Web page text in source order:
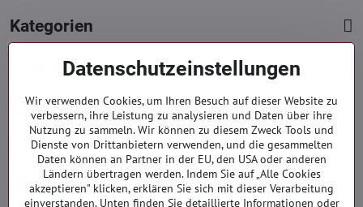
Kategorien
Kontakte
+421 919 060 751
Mont. - Freit. : 9:00 - 15:00 hod.
info​​@everlady​​.eu
Non stop ( 24/7 )
Impressum
Firmendaten
Datenschutzeinstellungen
Wir verwenden Cookies, um Ihren Besuch auf dieser Website zu
verbessern, ihre Leistung zu analysieren und Daten über ihre
Nutzung zu sammeln. Wir können zu diesem Zweck Tools und
Dienste von Drittanbietern verwenden, und die gesammelten
Daten können an Partner in der EU, den USA oder anderen
Ländern übertragen werden. Indem Sie auf „Alle Cookies
akzeptieren" klicken, erklären Sie sich mit dieser Verarbeitung
einverstanden. Unten finden Sie detaillierte Informationen oder